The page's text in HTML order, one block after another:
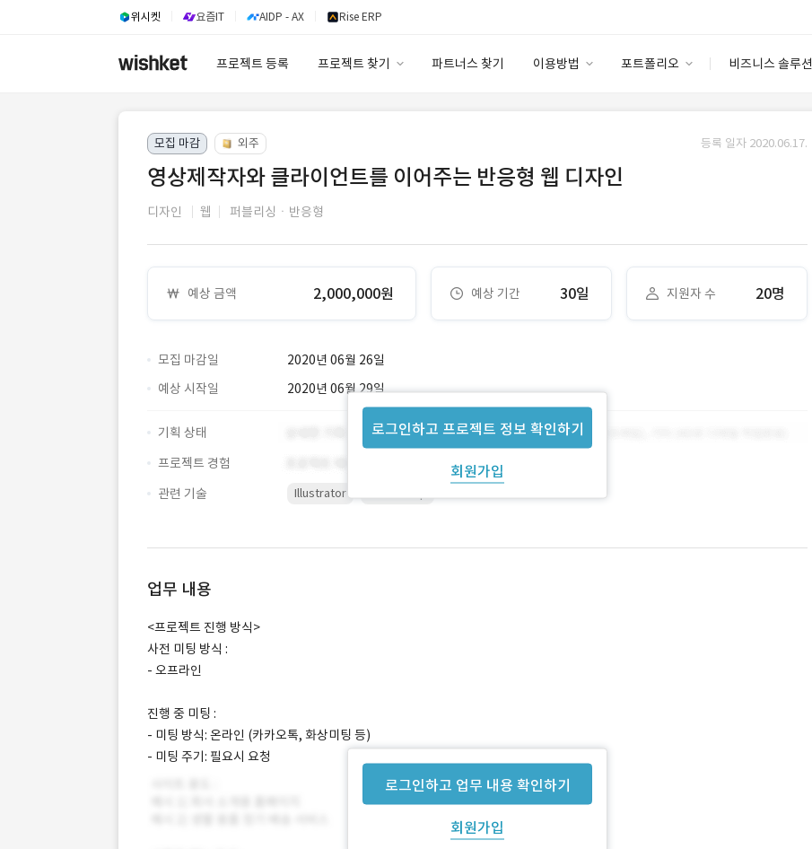
위시켓 요즘IT AIDP - AX Rise ERP
프로젝트 등록 프로젝트 찾기 파트너스 찾기 이용방법 포트폴리오 비즈니스 솔루션
이용요금
고객센터
안심 코드 케어
모집 마감 외주 등록 일자 2020.06.17.
영상제작자와 클라이언트를 이어주는 반응형 웹 디자인
디자인 웹 퍼블리싱ㆍ반응형
예상 금액 2,000,000원 예상 기간 30일 지원자 수 20명
모집 마감일 2020년 06월 26일
로그인하고 프로젝트 정보 확인하기
회원가입
예상 시작일 2020년 06월 29일
기획 상태
프로젝트 경험
관련 기술
Illustrator
업무 내용
로그인하고 업무 내용 확인하기
회원가입
<프로젝트 진행 방식>
사전 미팅 방식 :
- 오프라인
진행 중 미팅 :
- 미팅 방식: 온라인 (카카오톡, 화상미팅 등)
- 미팅 주기: 필요시 요청